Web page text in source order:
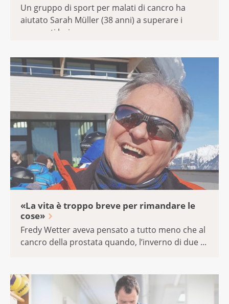
Un gruppo di sport per malati di cancro ha
aiutato Sarah Müller (38 anni) a superare i
momenti bui ...
«La vita è troppo breve per rimandare le
cose»
Fredy Wetter aveva pensato a tutto meno che al
cancro della prostata quando, l’inverno di due ...